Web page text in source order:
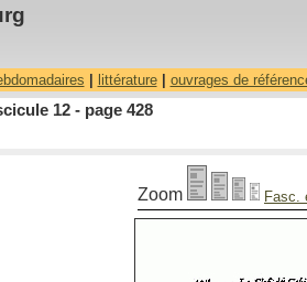
littérature| ouvrages de
12 - page 428
Zoom Fasc.